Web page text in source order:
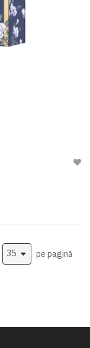
pe pagină